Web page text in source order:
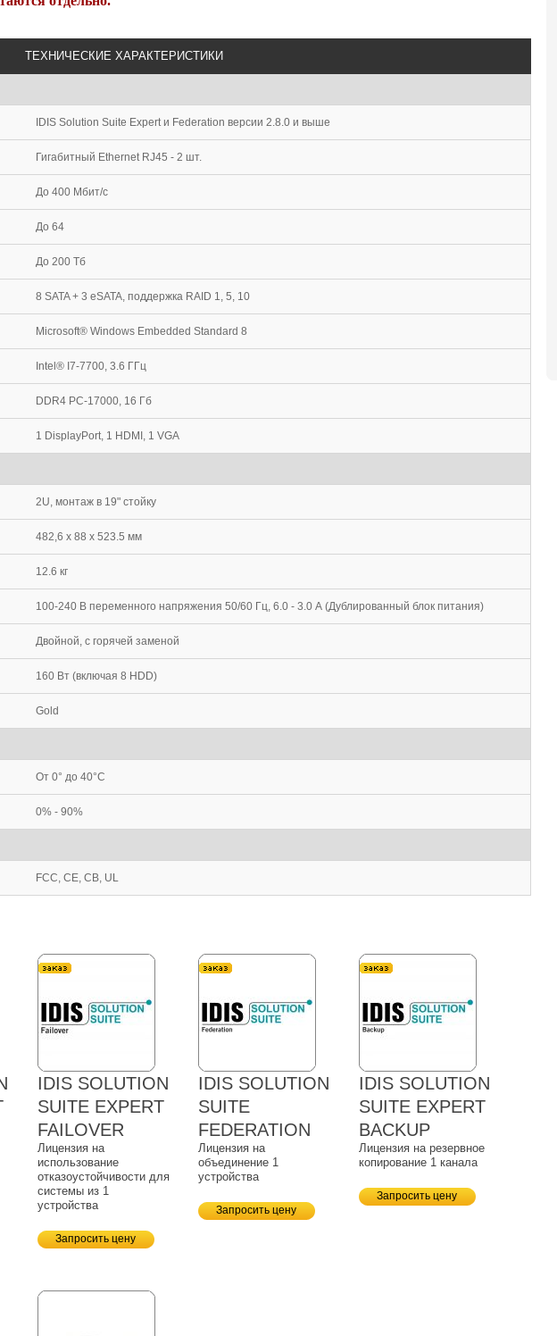
ТЕХНИЧЕСКИЕ ХАРАКТЕРИСТИКИ
IDIS Solution Suite Expert и Federation версии 2.8.0 и выше
Гигабитный Ethernet RJ45 - 2 шт.
До 400 Мбит/с
До 64
До 200 Тб
8 SATA + 3 eSATA, поддержка RAID 1, 5, 10
Microsoft® Windows Embedded Standard 8
Intel® I7-7700, 3.6 ГГц
DDR4 PC-17000, 16 Гб
1 DisplayPort, 1 HDMI, 1 VGA
2U, монтаж в 19" стойку
482,6 х 88 х 523.5 мм
12.6 кг
100-240 В переменного напряжения 50/60 Гц, 6.0 - 3.0 А (Дублированный блок питания)
Двойной, с горячей заменой
160 Вт (включая 8 HDD)
Gold
От 0° до 40°C
0% - 90%
FCC, CE, CB, UL
IDIS SOLUTION
SUITE EXPERT
FAILOVER
Лицензия на
использование
отказоустойчивости для
системы из 1
устройства
Запросить цену
IDIS SOLUTION
SUITE
FEDERATION
Лицензия на
объединение 1
устройства
Запросить цену
IDIS SOLUTION
SUITE EXPERT
BACKUP
Лицензия на резервное
копирование 1 канала
Запросить цену